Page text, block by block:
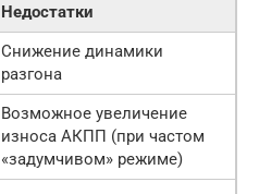
Недостатки
Снижение динамики
разгона
Возможное увеличение
износа АКПП (при частом
«задумчивом» режиме)